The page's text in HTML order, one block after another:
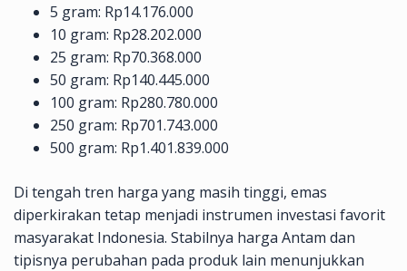
5 gram: Rp14.176.000
10 gram: Rp28.202.000
25 gram: Rp70.368.000
50 gram: Rp140.445.000
100 gram: Rp280.780.000
250 gram: Rp701.743.000
500 gram: Rp1.401.839.000
Di tengah tren harga yang masih tinggi, emas
diperkirakan tetap menjadi instrumen investasi favorit
masyarakat Indonesia. Stabilnya harga Antam dan
tipisnya perubahan pada produk lain menunjukkan